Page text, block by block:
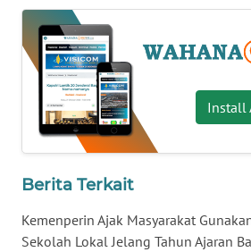
Install
Berita Terkait
Kemenperin Ajak Masyarakat
Sekolah Lokal Jelang Tahun Ajaran
WN
NUSANTARA
WN
JOGJA
WN
JATIM
WN
BALI